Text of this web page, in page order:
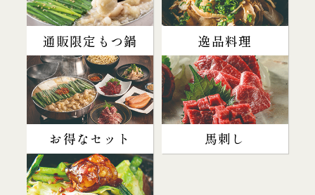
通販限定もつ鍋 逸品料理
お得なセット 馬刺し